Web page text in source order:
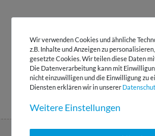
Wir verwenden Cookies und ähnliche
z.B. Inhalte und Anzeigen zu
gesetzte Cookies. Wir teilen diese Daten
Die Datenverarbeitung kann mit
nicht einzuwilligen und die Einwilligung zu
Diensten erklären wir in unserer
Weitere Einstellungen